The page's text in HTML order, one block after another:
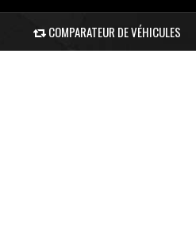
COMPARATEUR DE VÉHICULES